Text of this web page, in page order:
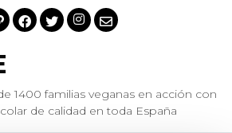
1400 familias veganas en acción con
de calidad en toda España